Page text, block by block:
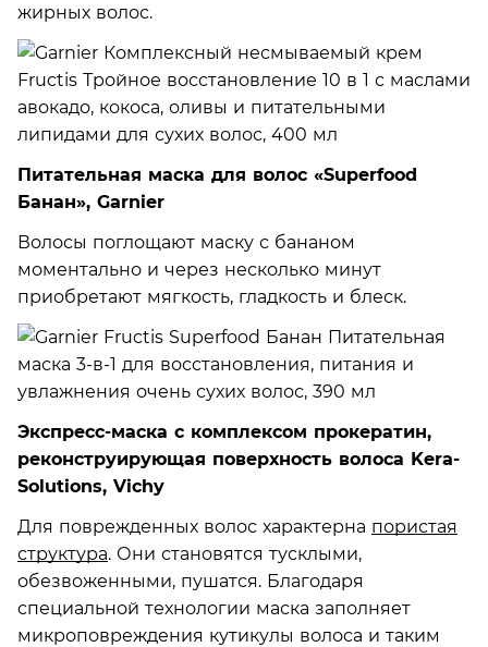
жирных волос.
Питательная маска для волос «Superfood
Банан», Garnier
Волосы поглощают маску с бананом
моментально и через несколько минут
приобретают мягкость, гладкость и блеск.
Экспресс-маска с комплексом прокератин,
реконструирующая поверхность волоса Kera-
Solutions, Vichy
Для поврежденных волос характерна пористая
структура. Они становятся тусклыми,
обезвоженными, пушатся. Благодаря
специальной технологии маска заполняет
микроповреждения кутикулы волоса и таким